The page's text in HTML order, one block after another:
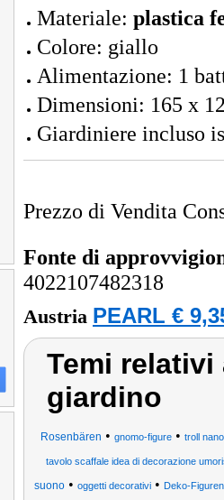
Materiale: plastica
Colore: giallo
Alimentazione: 1
Dimensioni: 165 x
Giardiniere incluso
Prezzo di Vendita
Fonte di
4022107482318
Austria PEARL €
Temi
giardino
Rosenbären • gnomo-figure • troll
tavolo scaffale idea di decorazione
suono • oggetti decorativi • Deko-Figuren